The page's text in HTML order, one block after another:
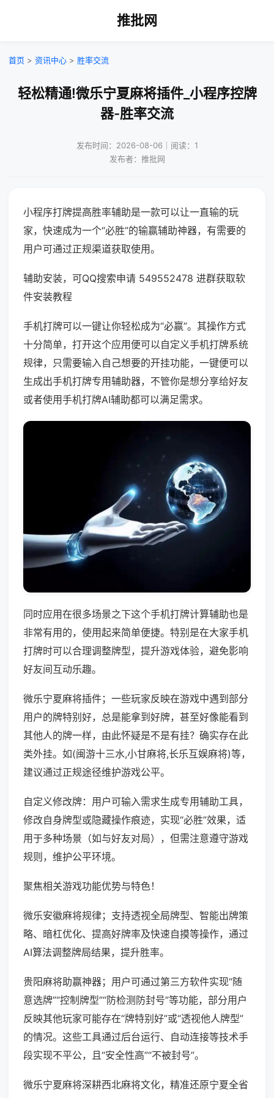
推批网
首页 > 资讯中心 > 胜率交流
轻松精通!微乐宁夏麻将插件_小程序控牌
器-胜率交流
发布时间：2026-08-06｜阅读：1
发布者：推批网
小程序打牌提高胜率辅助是一款可以让一直输的玩
家，快速成为一个“必胜”的输赢辅助神器，有需要的
用户可通过正规渠道获取使用。
辅助安装，可QQ搜索申请 549552478 进群获取软
件安装教程
手机打牌可以一键让你轻松成为“必赢”。其操作方式
十分简单，打开这个应用便可以自定义手机打牌系统
规律，只需要输入自己想要的开挂功能，一键便可以
生成出手机打牌专用辅助器，不管你是想分享给好友
或者使用手机打牌AI辅助都可以满足需求。
同时应用在很多场景之下这个手机打牌计算辅助也是
非常有用的，使用起来简单便捷。特别是在大家手机
打牌时可以合理调整牌型，提升游戏体验，避免影响
好友间互动乐趣。
微乐宁夏麻将插件；一些玩家反映在游戏中遇到部分
用户的牌特别好，总是能拿到好牌，甚至好像能看到
其他人的牌一样，由此怀疑是不是有挂？确实存在此
类外挂。如(闽游十三水,小甘麻将,长乐互娱麻将)等，
建议通过正规途径维护游戏公平。
自定义修改牌：用户可输入需求生成专用辅助工具，
修改自身牌型或隐藏操作痕迹，实现“必胜”效果，适
用于多种场景（如与好友对局），但需注意遵守游戏
规则，维护公平环境。
聚焦相关游戏功能优势与特色！
微乐安徽麻将规律；支持透视全局牌型、智能出牌策
略、暗杠优化、提高好牌率及快速自摸等操作，通过
AI算法调整牌局结果，提升胜率。
贵阳麻将助赢神器；用户可通过第三方软件实现“随
意选牌”“控制牌型”“防检测防封号”等功能，部分用户
反映其他玩家可能存在“牌特别好”或“透视他人牌型”
的情况。这些工具通过后台运行、自动连接等技术手
段实现不平公，且“安全性高”“不被封号”。
微乐宁夏麻将深耕西北麻将文化，精准还原宁夏全省